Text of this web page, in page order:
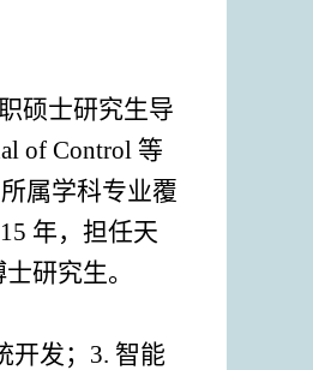
硕士研究生导
of Control 等
属学科专业覆
年，担任天
研究生。
开发；3. 智能